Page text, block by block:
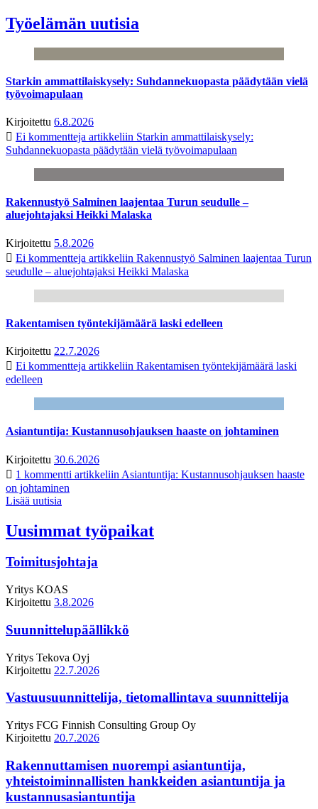
Työelämän uutisia
Starkin ammattilaiskysely: Suhdannekuopasta päädytään vielä
työvoimapulaan
Kirjoitettu 6.8.2026
Ei kommentteja artikkeliin Starkin ammattilaiskysely:
Suhdannekuopasta päädytään vielä työvoimapulaan
Rakennustyö Salminen laajentaa Turun seudulle –
aluejohtajaksi Heikki Malaska
Kirjoitettu 5.8.2026
Ei kommentteja artikkeliin Rakennustyö Salminen laajentaa Turun
seudulle – aluejohtajaksi Heikki Malaska
Rakentamisen työntekijämäärä laski edelleen
Kirjoitettu 22.7.2026
Ei kommentteja artikkeliin Rakentamisen työntekijämäärä laski
edelleen
Asiantuntija: Kustannusohjauksen haaste on johtaminen
Kirjoitettu 30.6.2026
1 kommentti artikkeliin Asiantuntija: Kustannusohjauksen haaste
on johtaminen
Lisää uutisia
Uusimmat työpaikat
Toimitusjohtaja
Yritys KOAS
Kirjoitettu 3.8.2026
Suunnittelupäällikkö
Yritys Tekova Oyj
Kirjoitettu 22.7.2026
Vastuusuunnittelija, tietomallintava suunnittelija
Yritys FCG Finnish Consulting Group Oy
Kirjoitettu 20.7.2026
Rakennuttamisen nuorempi asiantuntija,
yhteistoiminnallisten hankkeiden asiantuntija ja
kustannusasiantuntija